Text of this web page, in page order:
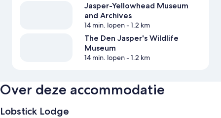
Jasper-Yellowhead Museum
and Archives
14 min. lopen- 1.2 km
The Den Jasper's Wildlife
Museum
14 min. lopen- 1.2 km
Over deze accommodatie
Lobstick Lodge